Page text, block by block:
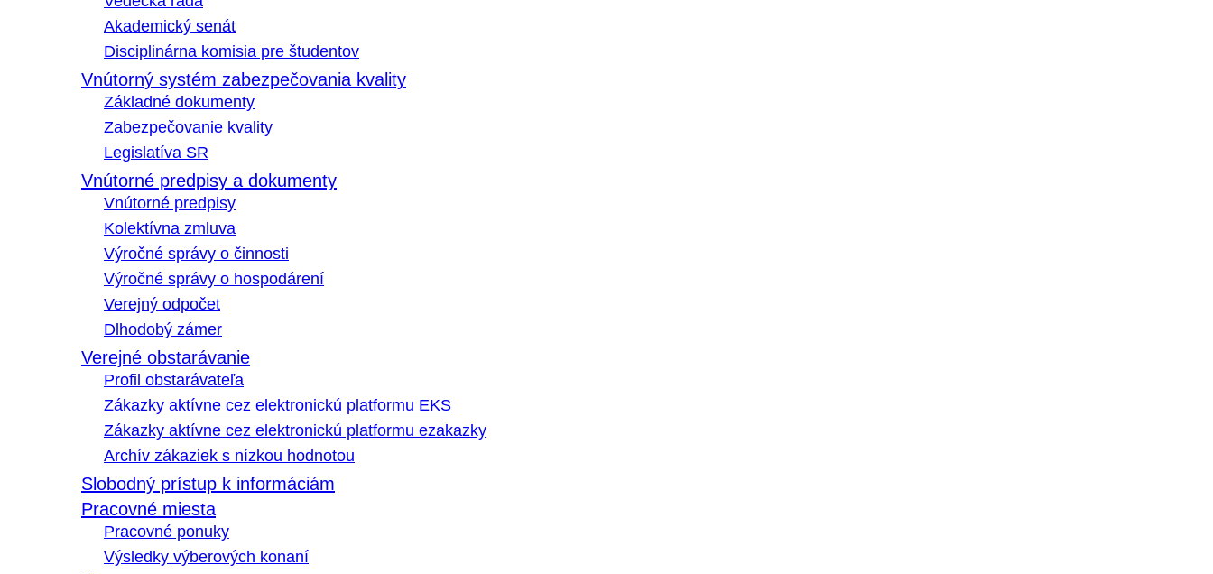
Akademický senát
Disciplinárna komisia pre študentov
Vnútorný systém zabezpečovania kvality
Základné dokumenty
Zabezpečovanie kvality
Legislatíva SR
Vnútorné predpisy a dokumenty
Vnútorné predpisy
Kolektívna zmluva
Výročné správy o činnosti
Výročné správy o hospodárení
Verejný odpočet
Dlhodobý zámer
Verejné obstarávanie
Profil obstarávateľa
Zákazky aktívne cez elektronickú platformu EKS
Zákazky aktívne cez elektronickú platformu ezakazky
Archív zákaziek s nízkou hodnotou
Slobodný prístup k informáciám
Pracovné miesta
Pracovné ponuky
Výsledky výberových konaní